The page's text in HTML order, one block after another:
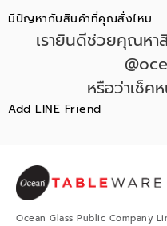
มีปัญหากับสินค้าที่คุณสั่งไหม
เรายินดีช่วยคุณหา
หรือว่าเช็ค
Add LINE Friend
Ocean Glass Public Company